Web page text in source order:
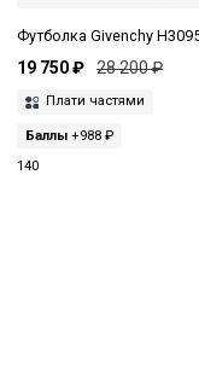
Футболка Givenchy
19 750 ₽ 28 200 ₽
Плати частями
Баллы +988 ₽
140